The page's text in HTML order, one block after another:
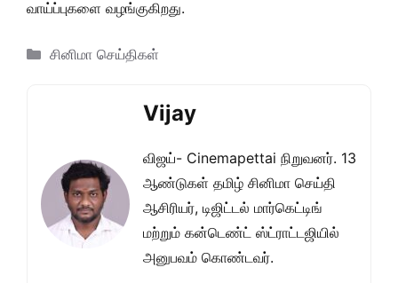
வாய்ப்புகளை வழங்குகிறது.
Categories
சினிமா செய்திகள்
Vijay
விஜய்- Cinemapettai நிறுவனர். 13
ஆண்டுகள் தமிழ் சினிமா செய்தி
ஆசிரியர், டிஜிட்டல் மார்கெட்டிங்
மற்றும் கன்டெண்ட் ஸ்ட்ராட்டஜியில்
அனுபவம் கொண்டவர்.